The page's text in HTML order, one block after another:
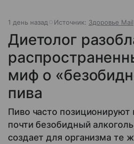
1 день назад Источник: Здоровье Mail
Диетолог
миф о
пива
Пиво часто позиционируют
почти безобидный
создает для организма те